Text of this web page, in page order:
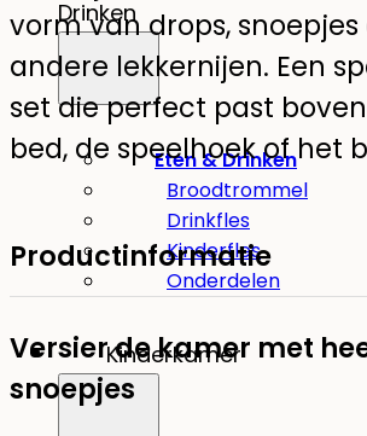
Drinken
Eten & Drinken
Broodtrommel
Drinkfles
Kinderfles
Onderdelen
Kinderkamer
vorm van drops, snoepjes
andere lekkernijen. Een
set die perfect past
bed, de speelhoek of het
Productinformatie
Versier de kamer met
snoepjes